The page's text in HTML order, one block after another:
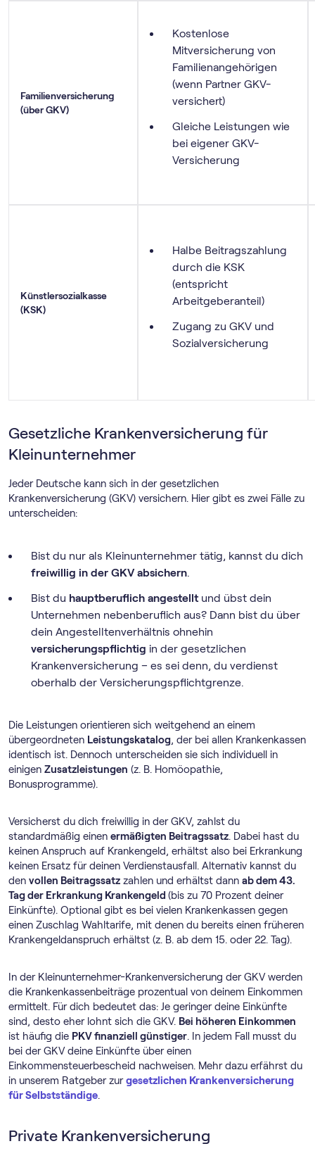
Familienversicherung
(über GKV)
Kostenlose
Mitversicherung von
Familienangehörigen
(wenn Partner GKV-
versichert)
Gleiche Leistungen wie
bei eigener GKV-
Versicherung
Künstlersozialkasse
(KSK)
Halbe Beitragszahlung
durch die KSK
(entspricht
Arbeitgeberanteil)
Zugang zu GKV und
Sozialversicherung
Gesetzliche Krankenversicherung für
Kleinunternehmer
Jeder Deutsche kann sich in der gesetzlichen
Krankenversicherung (GKV) versichern. Hier gibt es zwei Fälle zu
unterscheiden:
Bist du nur als Kleinunternehmer tätig, kannst du dich
freiwillig in der GKV absichern.
Bist du hauptberuflich angestellt und übst dein
Unternehmen nebenberuflich aus? Dann bist du über
dein Angestelltenverhältnis ohnehin
versicherungspflichtig in der gesetzlichen
Krankenversicherung – es sei denn, du verdienst
oberhalb der Versicherungspflichtgrenze.
Die Leistungen orientieren sich weitgehend an einem
übergeordneten Leistungskatalog, der bei allen Krankenkassen
identisch ist. Dennoch unterscheiden sie sich individuell in
einigen Zusatzleistungen (z. B. Homöopathie,
Bonusprogramme).
Versicherst du dich freiwillig in der GKV, zahlst du
standardmäßig einen ermäßigten Beitragssatz. Dabei hast du
keinen Anspruch auf Krankengeld, erhältst also bei Erkrankung
keinen Ersatz für deinen Verdienstausfall. Alternativ kannst du
den vollen Beitragssatz zahlen und erhältst dann ab dem 43.
Tag der Erkrankung Krankengeld (bis zu 70 Prozent deiner
Einkünfte). Optional gibt es bei vielen Krankenkassen gegen
einen Zuschlag Wahltarife, mit denen du bereits einen früheren
Krankengeldanspruch erhältst (z. B. ab dem 15. oder 22. Tag).
In der Kleinunternehmer-Krankenversicherung der GKV werden
die Krankenkassenbeiträge prozentual von deinem Einkommen
ermittelt. Für dich bedeutet das: Je geringer deine Einkünfte
sind, desto eher lohnt sich die GKV. Bei höheren Einkommen
ist häufig die PKV finanziell günstiger. In jedem Fall musst du
bei der GKV deine Einkünfte über einen
Einkommensteuerbescheid nachweisen. Mehr dazu erfährst du
in unserem Ratgeber zurgesetzlichen Krankenversicherung
für Selbstständige.
Private Krankenversicherung